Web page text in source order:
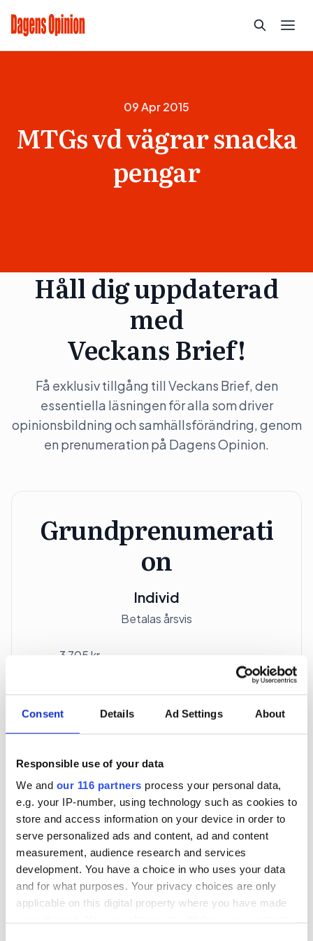
Consent Details Ad Settings About
Responsible use of your data
We and our 116 partners process your personal data,
e.g. your IP-number, using technology such as cookies to
store and access information on your device in order to
serve personalized ads and content, ad and content
measurement, audience research and services
development. You have a choice in who uses your data
and for what purposes. Your privacy choices are only
applicable on this digital property where you have made
09 Apr 2015
MTGs vd vägrar snacka
pengar
Håll dig uppdaterad
med
Veckans Brief!
Få exklusiv tillgång till Veckans Brief, den
essentiella läsningen för alla som driver
opinionsbildning och samhällsförändring, genom
en prenumeration på Dagens Opinion.
Grundprenumerati
on
Individ
Betalas årsvis
3 705 kr
*Moms (6 %) ingår i alla priser.
Företagspaket